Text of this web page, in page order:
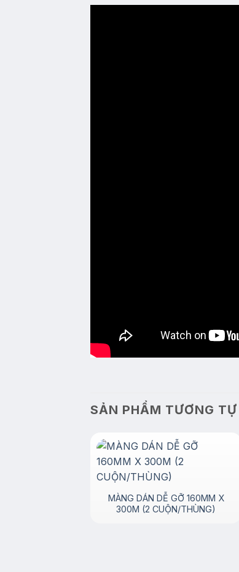
SẢN PHẨM TƯƠNG TỰ
MÀNG DÁN DỄ GỠ 160MM X
300M (2 CUỘN/THÙNG)